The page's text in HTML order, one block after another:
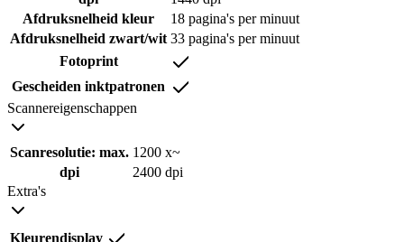
Afdruksnelheid kleur
18 pagina's per minuut
Afdruksnelheid zwart/wit 33 pagina's per minuut
Fotoprint
Gescheiden inktpatronen
Scannereigenschappen
Scanresolutie: max. 1200 x~
dpi
2400 dpi
Extra's
Kleurendisplay